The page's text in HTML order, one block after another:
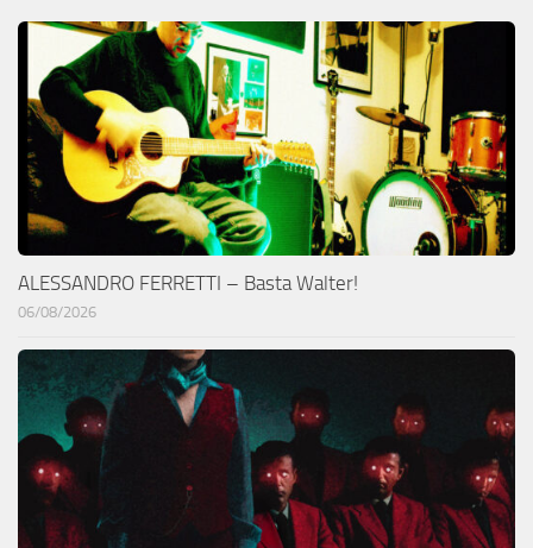
ALESSANDRO FERRETTI – Basta Walter!
06/08/2026